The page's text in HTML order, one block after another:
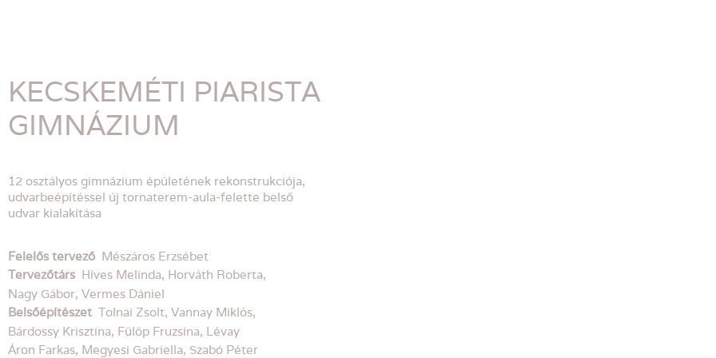
KECSKEMÉTI PIARISTA
GIMNÁZIUM
12 osztályos gimnázium épületének rekonstrukciója,
udvarbeépítéssel új tornaterem-aula-felette belső
udvar kialakítása
Felelős tervező Mészáros Erzsébet
Tervezőtárs Híves Melinda, Horváth Roberta,
Nagy Gábor, Vermes Dániel
Belsőépítészet Tolnai Zsolt, Vannay Miklós,
Bárdossy Krisztina, Fülöp Fruzsina, Lévay
Áron Farkas, Megyesi Gabriella, Szabó Péter